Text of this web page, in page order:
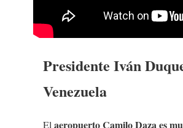
Presidente Iván
Venezuela
El aeropuerto Camilo Daza es